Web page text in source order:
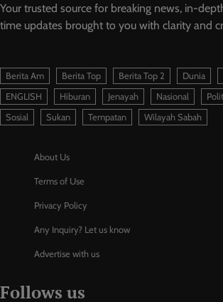
Your trusted source for breaking news, in-
time updates brought to you with clarity and
Berita Am Berita Top Berita Top 2 Dunia
ENGLISH
Hiburan Jenayah Nasional
Sosial
Sukan Tempatan Wilayah Sabah
About Us
Terms of Use
Privacy Policy
Any Inquiry? Let us know
Advertise with us
Follows us